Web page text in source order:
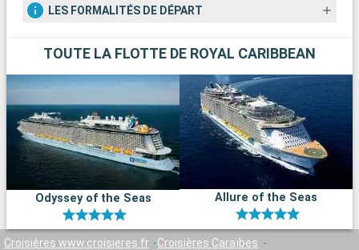
LES FORMALITÉS DE DÉPART
TOUTE LA FLOTTE DE ROYAL CARIBBEAN
Odyssey of the Seas Allure of the Seas
Croisières www.croisieres.fr
Croisières Caraïbes